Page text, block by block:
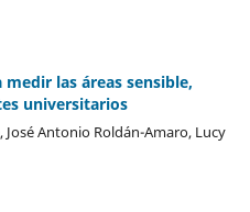
las áreas sensible,
universitarios
José Antonio Roldán-Amaro, Lucy